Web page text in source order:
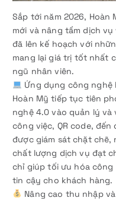
Sắp tới năm 2026,
mới và nâng tầm dịch
đã lên kế hoạch với
mang lại giá trị tốt nhất
ngũ nhân viên.
Ứng dụng công nghệ
Hoàn Mỹ tiếp tục tiên
nghệ 4.0 vào quản lý và
công việc, QR code, đến
được giám sát chặt chẽ,
chất lượng dịch vụ đạt
chỉ giúp tối ưu hóa công
tin cậy cho khách hàng.
Nâng cao thu nhập